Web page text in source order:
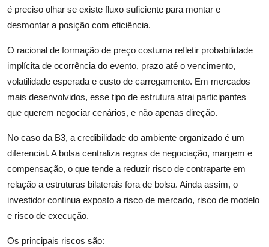
é preciso olhar se existe fluxo suficiente para montar e
desmontar a posição com eficiência.
O racional de formação de preço costuma refletir probabilidade
implícita de ocorrência do evento, prazo até o vencimento,
volatilidade esperada e custo de carregamento. Em mercados
mais desenvolvidos, esse tipo de estrutura atrai participantes
que querem negociar cenários, e não apenas direção.
No caso da B3, a credibilidade do ambiente organizado é um
diferencial. A bolsa centraliza regras de negociação, margem e
compensação, o que tende a reduzir risco de contraparte em
relação a estruturas bilaterais fora de bolsa. Ainda assim, o
investidor continua exposto a risco de mercado, risco de modelo
e risco de execução.
Os principais riscos são: